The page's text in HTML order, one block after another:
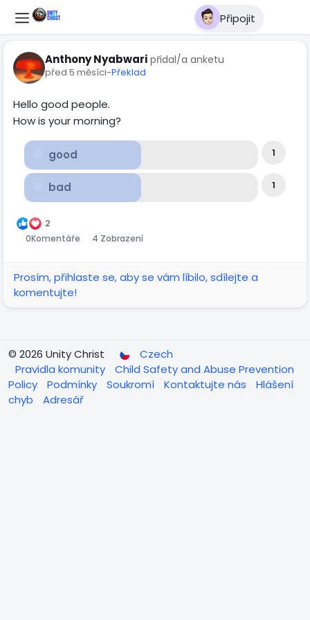
Připojit
Anthony Nyabwari přidal/a anketu
před 5 měsíci-Překlad
Hello good people.
How is your morning?
good 1
bad 1
2
0Komentáře 4 Zobrazení
Prosím, přihlaste se, aby se vám líbilo, sdílejte a
komentujte!
© 2026 Unity Christ
Czech
Pravidla komunity
Child Safety and Abuse Prevention
Policy
Podmínky Soukromí Kontaktujte nás
Hlášení
chyb
Adresář